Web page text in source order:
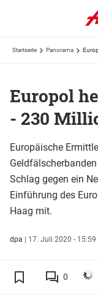
Startseite Panorama
Europol
- 230
Europäische
Schlag gegen ein
Einführung des
Haag mit.
dpa | 17. Juli 2020 - 15:59
0